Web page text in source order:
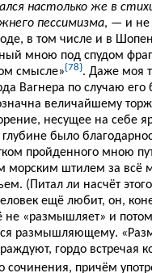
настолько же в
пессимизма, — и не
в том числе и в
мною под спудом
смысле»{78}. Даже моя
Вагнера по случаю его
величайшему
несущее на себе
было
пройденного мною
штилем за всё
(Питал ли насчёт
ещё любит, он,
«размышляет» и
размышляющему.
гордо встречая
сочинения, причём